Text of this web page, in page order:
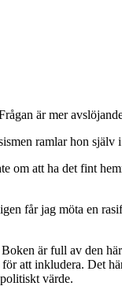
är mer
ramlar hon själv
att ha det fint
får jag möta en
är full av den
att inkludera. Det
värde.